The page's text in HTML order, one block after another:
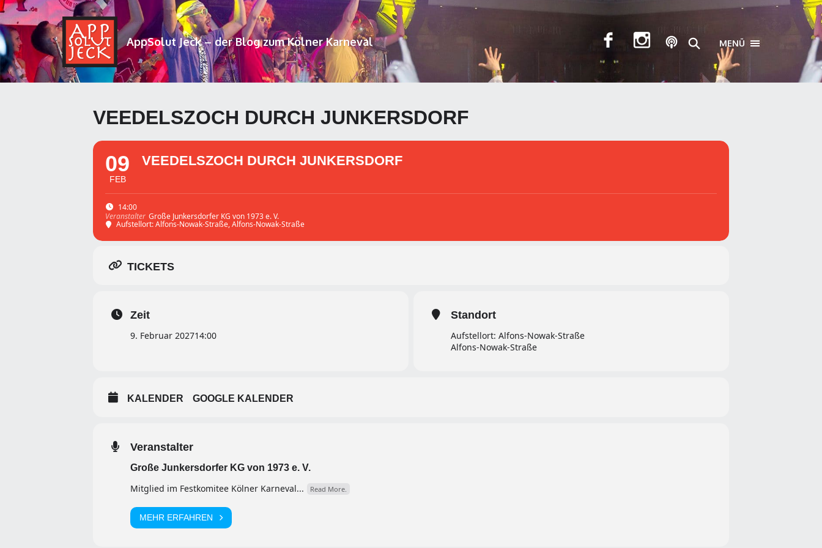
AppSolut Jeck – der Blog zum Kölner Karneval MENÜ TOGGLE
VEEDELSZOCH DURCH JUNKERSDORF
14:00
Veranstalter Große Junkersdorfer KG von 1973 e. V.
Aufstellort: Alfons-Nowak-Straße, Alfons-Nowak-Straße
09
FEB
VEEDELSZOCH DURCH JUNKERSDORF
TICKETS
Zeit
9. Februar 202714:00
Standort
Aufstellort: Alfons-Nowak-Straße
Alfons-Nowak-Straße
KALENDER GOOGLE KALENDER
Veranstalter
Große Junkersdorfer KG von 1973 e. V.
Mitglied im Festkomitee Kölner Karneval... Read More.
MEHR ERFAHREN